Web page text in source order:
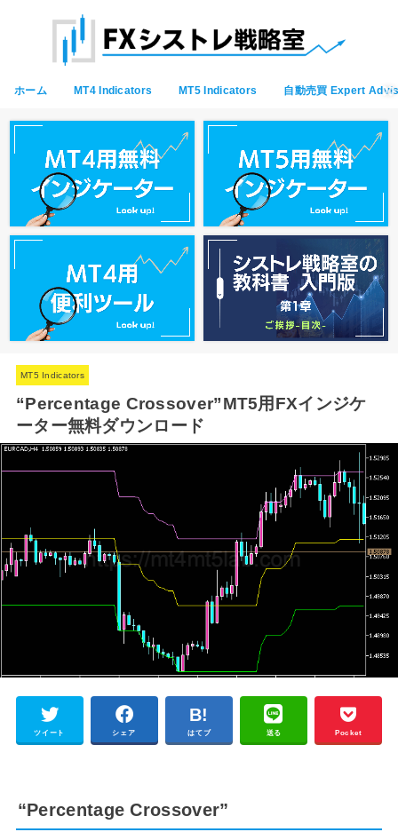
ホーム MT4 Indicators MT5 Indicators 自動売買 Expert
MT5 Indicators
“Percentage Crossover”MT5用FXインジケ
ーター無料ダウンロード
ツイート シェア はてブ 送る Pocket
“Percentage Crossover”